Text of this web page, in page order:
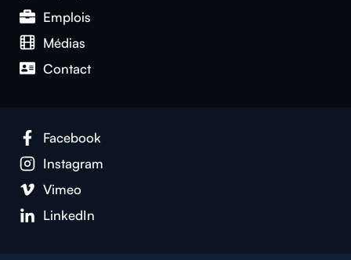
Emplois
Médias
Contact
Facebook
Instagram
Vimeo
LinkedIn